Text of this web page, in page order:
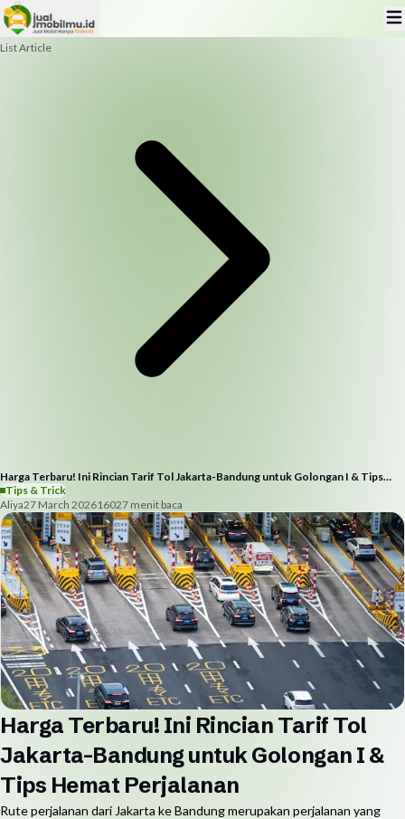
List Article
Harga Terbaru! Ini Rincian Tarif Tol Jakarta-Bandung untuk Golongan I & Tips
Hemat Perjalanan
Tips & Trick
Aliya27 March 202616027 menit baca
Harga Terbaru! Ini Rincian Tarif Tol
Jakarta-Bandung untuk Golongan I &
Tips Hemat Perjalanan
Rute perjalanan dari Jakarta ke Bandung merupakan perjalanan yang